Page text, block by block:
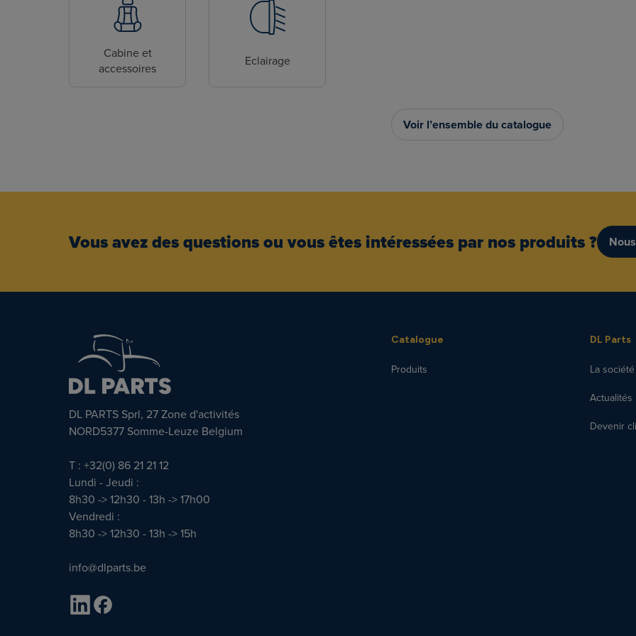
Cabine et
accessoires
Eclairage
Voir l’ensemble du catalogue
Vous avez des questions ou vous êtes intéressées par nos produits ?
DL PARTS Sprl, 27 Zone d'activités
NORD5377 Somme-Leuze Belgium
T : +32(0) 86 21 21 12
Lundi - Jeudi :
8h30 -> 12h30 - 13h -> 17h00
Vendredi :
8h30 -> 12h30 - 13h -> 15h
info@dlparts.be
Catalogue
Produits
DL Parts
La société
Actualités
Devenir